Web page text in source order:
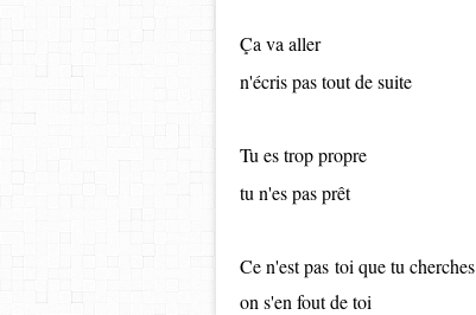
Ça va aller
n'écris pas tout de suite
Tu es trop propre
tu n'es pas prêt
​​​​​​​Ce n'est pas toi que tu cherches
on s'en fout de toi